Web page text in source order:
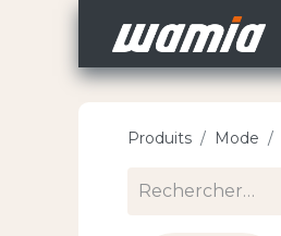
Produits Mode